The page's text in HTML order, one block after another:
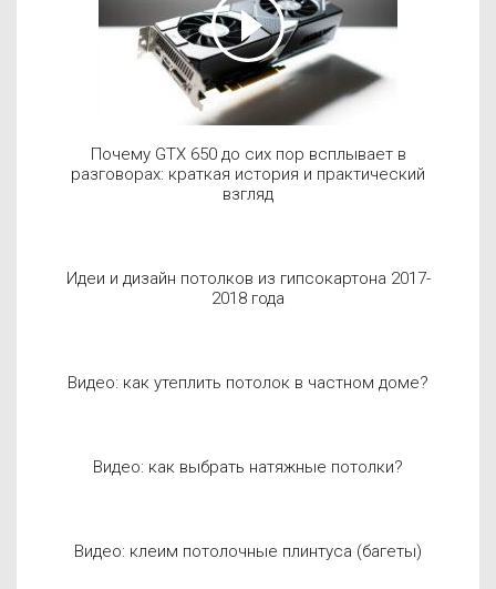
Почему GTX 650 до сих пор всплывает в
разговорах: краткая история и практический
взгляд
Идеи и дизайн потолков из гипсокартона 2017-
2018 года
Видео: как утеплить потолок в частном доме?
Видео: как выбрать натяжные потолки?
Видео: клеим потолочные плинтуса (багеты)